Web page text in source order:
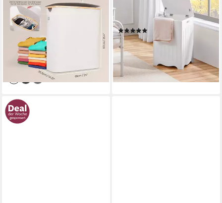
- Wäschekorb 3 Fächer mit
Deckel, Wäschesortierer mit
Wäschesack, schwarz Bambus
31,93 € UVP
-52%
lieferbar - in 2-3 Werktagen bei dir
Deckel, 69L Wäschesammler,
LBH: 40x40x61 cm, Holz
49,99 € UVP89,99 €
-44%
lieferbar - in 2-3 Werktagen bei dir